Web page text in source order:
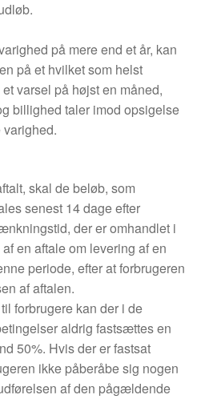
på mere end et år, kan
på et hvilket som helst
varsel på højst en måned,
billighed taler imod opsigelse
varighed.
skal de beløb, som
senest 14 dage efter
der er omhandlet i
en aftale om levering af en
periode, efter at forbrugeren
af aftalen.
forbrugere kan der i de
aldrig fastsættes en
50%. Hvis der er fastsat
ikke påberåbe sig nogen
af den pågældende